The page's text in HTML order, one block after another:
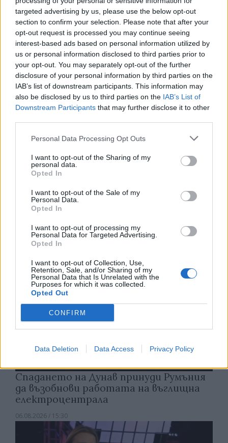
targeted advertising by us, please use the below opt-out
section to confirm your selection. Please note that after your
opt-out request is processed you may continue seeing
interest-based ads based on personal information utilized by
us or personal information disclosed to third parties prior to
your opt-out. You may separately opt-out of the further
disclosure of your personal information by third parties on the
IAB’s list of downstream participants. This information may
also be disclosed by us to third parties on the IAB’s List of
Downstream Participants that may further disclose it to other
Personal Data Processing Opt Outs
I want to opt-out of the Sharing of my
personal data.
Opted In
I want to opt-out of the Sale of my
Personal Data.
Opted In
I want to opt-out of processing my
Personal Data for Targeted Advertising.
Opted In
I want to opt-out of Collection, Use,
Retention, Sale, and/or Sharing of my
Personal Data that Is Unrelated with the
Purposes for which it was collected.
Opted Out
CONFIRM
Data Deletion Data Access Privacy Policy
Износът на електромобили от Китай
е нараснал със 120%
06.08.2026 / 16:30
Ню Йорк стана 14-ият щат на САЩ, в
който е разрешена евтаназията
Спадането на Дунав принуди Румъния
да възобнови работата на въглищна
електроцентрала
06.08.2026 / 15:30